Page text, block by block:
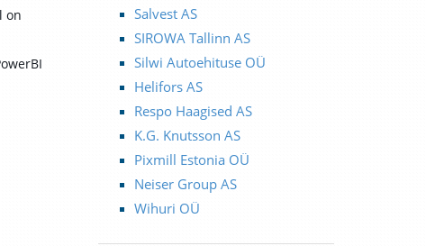
on
Salvest AS
SIROWA Tallinn AS
Silwi Autoehituse OÜ
Helifors AS
Respo Haagised AS
K.G. Knutsson AS
Pixmill Estonia OÜ
Neiser Group AS
Wihuri OÜ